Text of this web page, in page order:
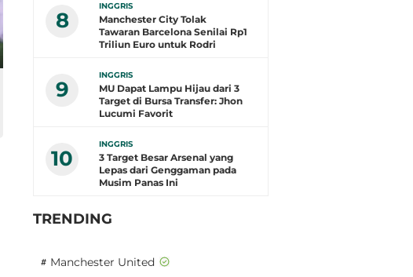
8
INGGRIS
Manchester City Tolak
Tawaran Barcelona Senilai Rp1
Triliun Euro untuk Rodri
9
INGGRIS
MU Dapat Lampu Hijau dari 3
Target di Bursa Transfer: Jhon
Lucumi Favorit
10
INGGRIS
3 Target Besar Arsenal yang
Lepas dari Genggaman pada
Musim Panas Ini
TRENDING
# Manchester United